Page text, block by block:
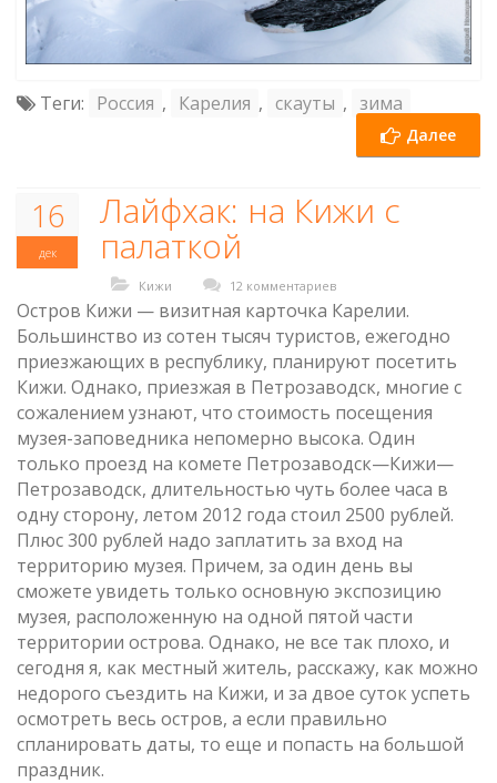
Теги: Россия , Карелия , скауты , зима
Далее
16
дек
Лайфхак: на Кижи с
палаткой
Кижи 12 комментариев
Остров Кижи — визитная карточка Карелии.
Большинство из сотен тысяч туристов, ежегодно
приезжающих в республику, планируют посетить
Кижи. Однако, приезжая в Петрозаводск, многие с
сожалением узнают, что стоимость посещения
музея-заповедника непомерно высока. Один
только проезд на комете Петрозаводск—Кижи—
Петрозаводск, длительностью чуть более часа в
одну сторону, летом 2012 года стоил 2500 рублей.
Плюс 300 рублей надо заплатить за вход на
территорию музея. Причем, за один день вы
сможете увидеть только основную экспозицию
музея, расположенную на одной пятой части
территории острова. Однако, не все так плохо, и
сегодня я, как местный житель, расскажу, как можно
недорого съездить на Кижи, и за двое суток успеть
осмотреть весь остров, а если правильно
спланировать даты, то еще и попасть на большой
праздник.